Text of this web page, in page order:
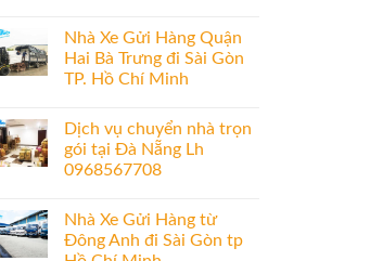
Nhà Xe Gửi Hàng Quận
Hai Bà Trưng đi Sài Gòn
TP. Hồ Chí Minh
Dịch vụ chuyển nhà trọn
gói tại Đà Nẵng Lh
0968567708
Nhà Xe Gửi Hàng từ
Đông Anh đi Sài Gòn tp